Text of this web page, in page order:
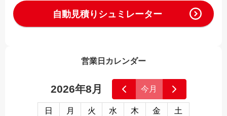
自動見積りシュミレーター
営業日カレンダー
2026年8月 今月
日 月 火 水 木 金
土